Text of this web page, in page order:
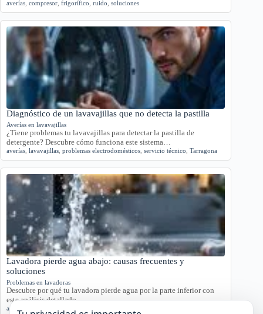
averías compresor frigorífico ruido soluciones
Diagnóstico de un lavavajillas que no detecta la pastilla
Averías en lavavajillas
¿Tiene problemas tu lavavajillas para detectar la pastilla de
detergente? Descubre cómo funciona este sistema…
averías lavavajillas problemas electrodomésticos servicio técnico Tarragona
Lavadora pierde agua abajo: causas frecuentes y
soluciones
Problemas en lavadoras
Descubre por qué tu lavadora pierde agua por la parte inferior con
este análisis detallado.…
agua